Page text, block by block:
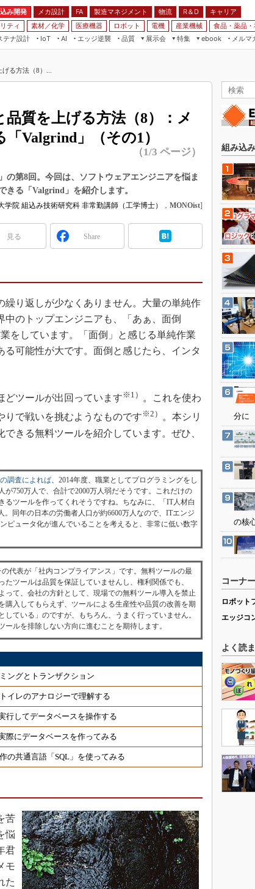
み開発 メカ設計 FA 製造マネジメント 物流 R＆D
キャリア
ティ 素材／化学 医療機器 ロボット 電機 産業機械 食品・薬品
テナ設計
IoT
AI
エッジ逆襲 品質
展示会
JIMTOF
IIFES
国際ロボット展
TECHNO-FRONTIER
人テク展
スマート工場EXPO
日本ものづくりワールド
産業オープンネット展
特集
VR／AR
フィールドサービス
組み込みモデリング
Windows Embedded
車載ソフト開発
ISO26262
デジタルツインとCAE
S＆OP
インダストリー4.0
イノベーション
メイドインジャパン
植物工場
知財マネジメント
制御セキュリティ
新型コロナへの対応
ebook
FA
素材／化学
メルマ
る方法（8）...
質を上げる方法（8）：メ
Valgrind」（その1）
（1/3 ページ）
の第8回。今回は、ソフトウェアエンジニアを悩ま
きる「Valgrind」を紹介します。
院 組込み技術研究科 非常勤講師（工学博士） ， MONOist]
見る Share
り返しが少なくありません。大量の単純作
のトップエンジニアも、「あぁ、面倒
をしています。「面倒」と感じる単純作業
可能性が大です。面倒と感じたら、インタ
ツールが出回っています ※1）
。これを使わ
りで戦いを挑むようなものです ※2） 。本シリ
きる無料ツールを紹介しています。ぜひ、
調査によれば 、2014年度、職業としてプログラミングをし
750万人で、合計で2000万人弱だそうです。これだけの
るツールを作ってくれそうですね。ちなみに、「IT人材白
同年の日本の労働者人口が約6600万人なので、ITエンジ
ピュータ化が進んでいることを考えると、非常に低い数字
代表が「社内コンプライアンス」です。無料ツールの最
ツールは品質を保証していませんし、権利関係でも、
って、会社の方針として、現場での無料ツール導入を禁止
入してもらえず、ツールによる生産性や品質の改善を期
ている」のですが、もちろん、うまく行っていません。
ルを排除しない方向に進むことを期待します。
ングとトランザクション
イレのアナロジーで理解する
行してデータベースを操作する
際にデータベースを作ってみる
の共通言語「SQL」を使ってみる
苦
悩
君
モ
た
組み込
分に
の核
コーナ
ロボット
エッジコ
よく読